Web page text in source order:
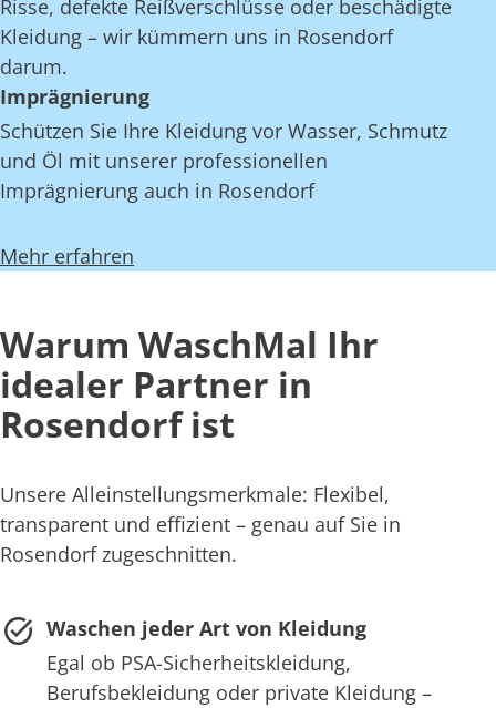
Risse, defekte Reißverschlüsse oder beschädigte
Kleidung – wir kümmern uns in Rosendorf
darum.
Imprägnierung
Schützen Sie Ihre Kleidung vor Wasser, Schmutz
und Öl mit unserer professionellen
Imprägnierung auch in Rosendorf
Mehr erfahren
Warum WaschMal Ihr
idealer Partner in
Rosendorf ist
Unsere Alleinstellungsmerkmale: Flexibel,
transparent und effizient – genau auf Sie in
Rosendorf zugeschnitten.
Waschen jeder Art von Kleidung
Egal ob PSA-Sicherheitskleidung,
Berufsbekleidung oder private Kleidung –